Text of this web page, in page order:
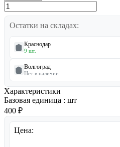
Остатки на складах:
Краснодар
9 шт.
Волгоград
Нет в наличии
Характеристики
Базовая единица : шт
400 ₽
Цена: